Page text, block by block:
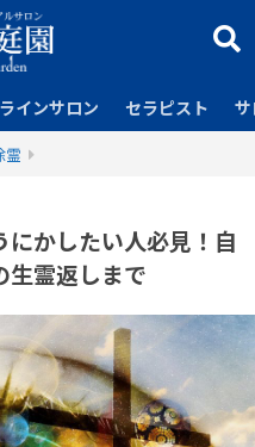
インサロン セラピスト
霊
にかしたい人必見！自
生霊返しまで